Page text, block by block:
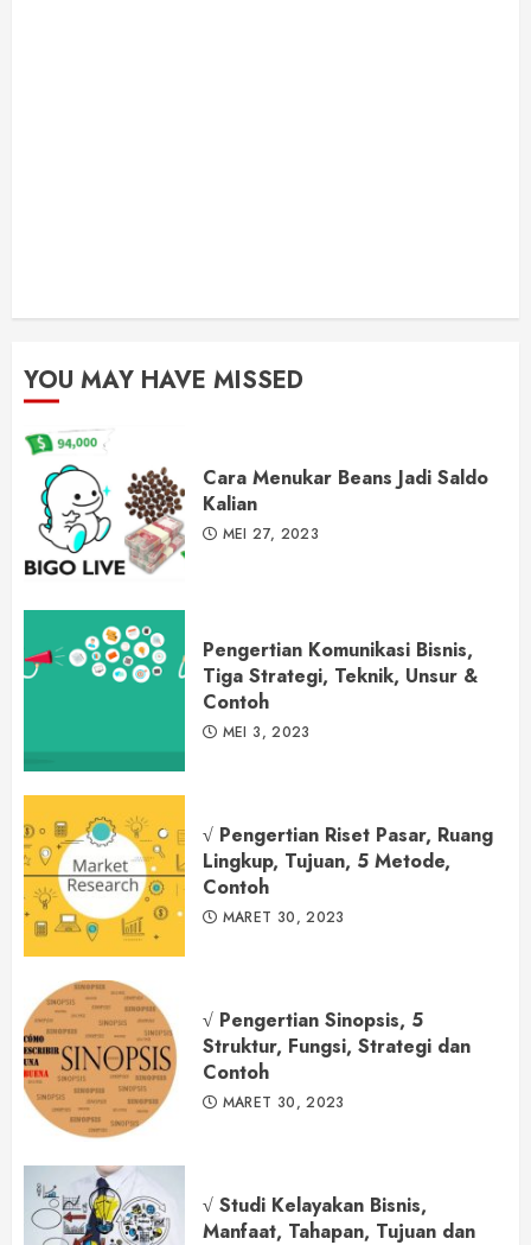
YOU MAY HAVE MISSED
Cara Menukar Beans Jadi Saldo
Kalian
MEI 27, 2023
Pengertian Komunikasi Bisnis,
Tiga Strategi, Teknik, Unsur &
Contoh
MEI 3, 2023
√ Pengertian Riset Pasar, Ruang
Lingkup, Tujuan, 5 Metode,
Contoh
MARET 30, 2023
√ Pengertian Sinopsis, 5
Struktur, Fungsi, Strategi dan
Contoh
MARET 30, 2023
√ Studi Kelayakan Bisnis,
Manfaat, Tahapan, Tujuan dan